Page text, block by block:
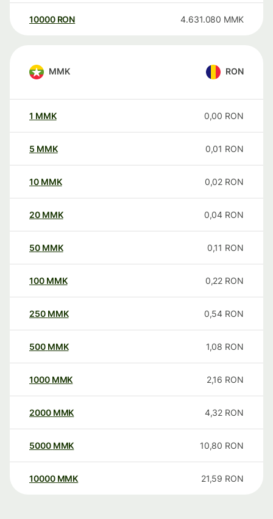
10000 RON 4.631.080 MMK
MMK RON
1 MMK 0,00 RON
5 MMK 0,01 RON
10 MMK 0,02 RON
20 MMK 0,04 RON
50 MMK 0,11 RON
100 MMK 0,22 RON
250 MMK 0,54 RON
500 MMK 1,08 RON
1000 MMK 2,16 RON
2000 MMK 4,32 RON
5000 MMK 10,80 RON
10000 MMK 21,59 RON